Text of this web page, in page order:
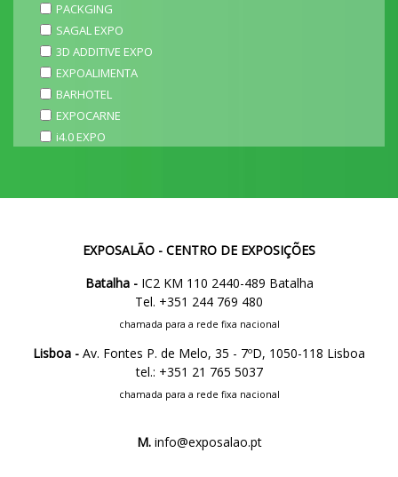
PACKGING
SAGAL EXPO
3D ADDITIVE EXPO
EXPOALIMENTA
BARHOTEL
EXPOCARNE
i4.0 EXPO
EXPOSALÃO - CENTRO DE EXPOSIÇÕES
Batalha -IC2 KM 110 2440-489 Batalha
Tel. +351 244 769 480
chamada para a rede fixa nacional
Lisboa - Av. Fontes P. de Melo, 35 - 7ºD, 1050-118 Lisboa
tel.: +351 21 765 5037
chamada para a rede fixa nacional
M.info@exposalao.pt